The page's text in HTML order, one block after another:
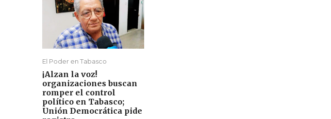
El Poder en Tabasco
¡Alzan la voz!
organizaciones buscan
romper el control
político en Tabasco;
Unión Democrática pide